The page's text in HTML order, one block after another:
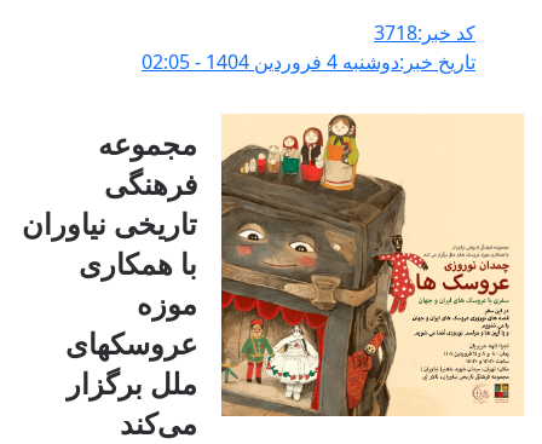
کد خبر:3718
تاریخ خبر:دوشنبه 4 فروردين 1404 - 02:05
مجموعه
فرهنگی
تاریخی نیاوران
با همکاری
موزه
عروسکهای
ملل برگزار
می‌کند